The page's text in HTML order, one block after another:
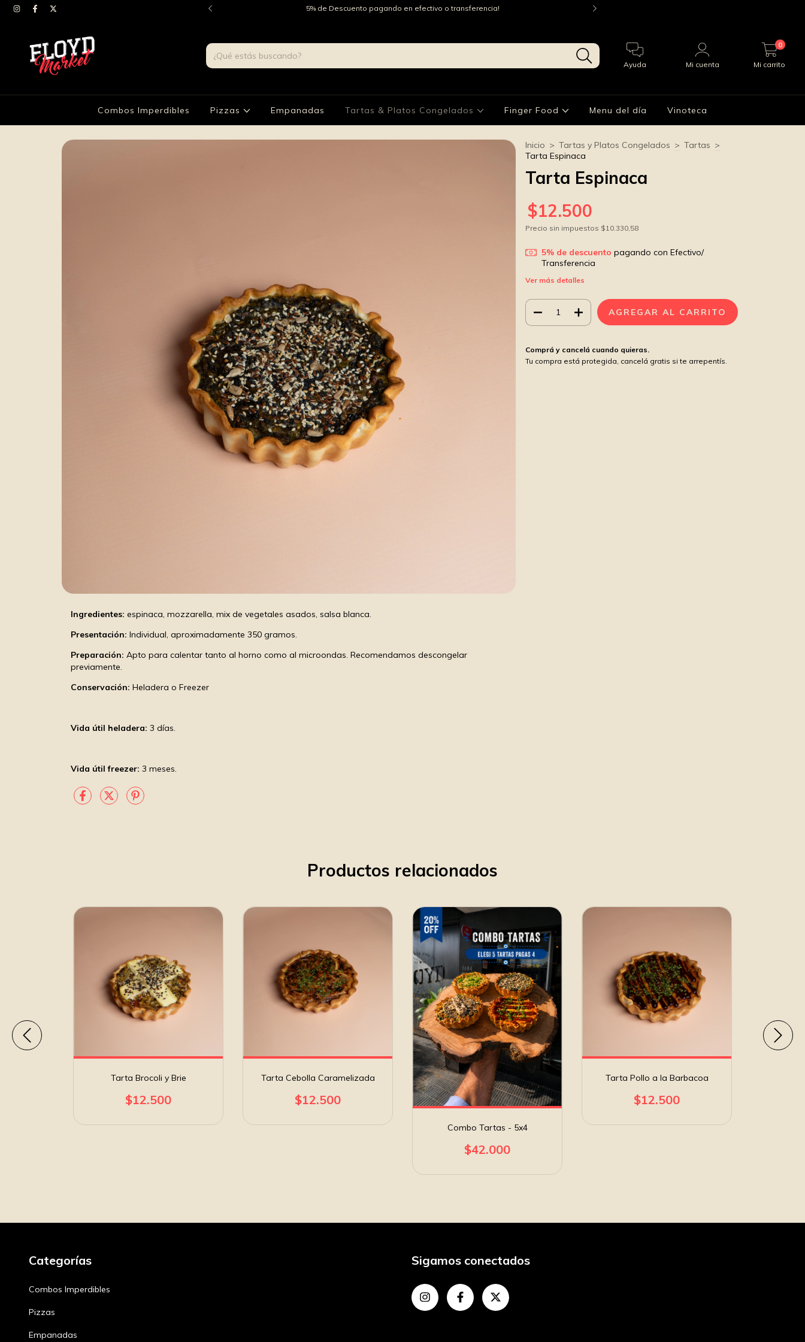
el precio del envio segun tu zona. 5% de Descuento pagando en efectivo o transferencia!
Ayuda Mi cuenta Mi carrito
0
Combos Imperdibles Pizzas Empanadas Tartas & Platos Congelados Finger Food Menu del día Vinoteca
Ingredientes: espinaca, mozzarella, mix de vegetales asados, salsa blanca.
Presentación: Individual, aproximadamente 350 gramos.
Preparación: Apto para calentar tanto al horno como al microondas. Recomendamos descongelar
previamente.
Conservación: Heladera o Freezer
Vida útil heladera: 3 días.
Vida útil freezer: 3 meses.
Inicio > Tartas y Platos Congelados > Tartas >
Tarta Espinaca
Tarta Espinaca
$12.500
Precio sin impuestos $10.330,58
5% de descuento pagando con Efectivo/
Transferencia
Ver más detalles
Comprá y cancelá cuando quieras.
Tu compra está protegida, cancelá gratis si te arrepentís.
Productos relacionados
Tarta Brocoli y Brie
$12.500
Tarta Cebolla Caramelizada
$12.500
Combo Tartas - 5x4
$42.000
Tarta Pollo a la Barbacoa
$12.500
Categorías
Combos Imperdibles
Pizzas
Empanadas
Sigamos conectados